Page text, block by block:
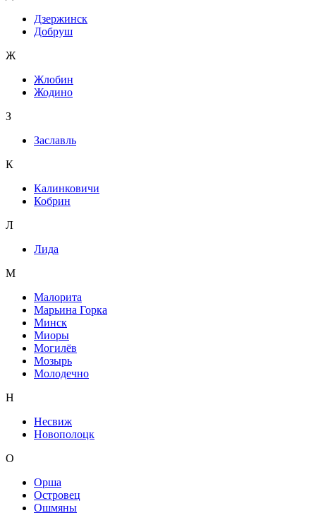
Дзержинск
Добруш
Ж
Жлобин
Жодино
З
Заславль
К
Калинковичи
Кобрин
Л
Лида
М
Малорита
Марьина Горка
Минск
Миоры
Могилёв
Мозырь
Молодечно
Н
Несвиж
Новополоцк
О
Орша
Островец
Ошмяны